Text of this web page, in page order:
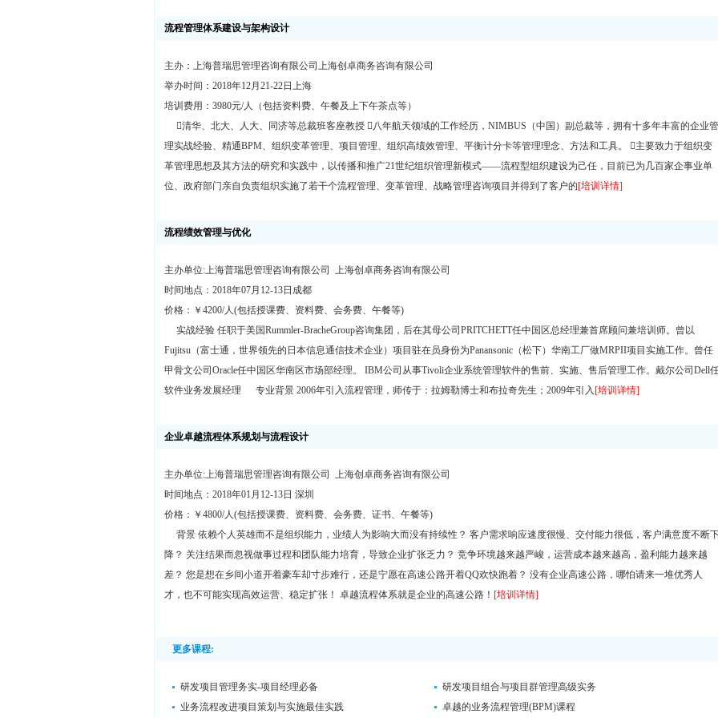
流程管理体系建设与架构设计
主办：上海普瑞思管理咨询有限公司上海创卓商务咨询有限公司
举办时间：2018年12月21-22日上海
培训费用：3980元/人（包括资料费、午餐及上下午茶点等）
清华、北大、人大、同济等总裁班客座教授 八年航天领域的工作经历，NIMBUS（中国）副总裁等，拥有十多年丰富的企业管
理实战经验、精通BPM、组织变革管理、项目管理、组织高绩效管理、平衡计分卡等管理理念、方法和工具。 主要致力于组织变
革管理思想及其方法的研究和实践中，以传播和推广21世纪组织管理新模式——流程型组织建设为己任，目前已为几百家企事业单
位、政府部门亲自负责组织实施了若干个流程管理、变革管理、战略管理咨询项目并得到了客户的[培训详情]
流程绩效管理与优化
主办单位:上海普瑞思管理咨询有限公司 上海创卓商务咨询有限公司
时间地点：2018年07月12-13日成都
价格：￥4200/人(包括授课费、资料费、会务费、午餐等)
实战经验 任职于美国Rummler-BracheGroup咨询集团，后在其母公司PRITCHETT任中国区总经理兼首席顾问兼培训师。曾以
Fujitsu（富士通，世界领先的日本信息通信技术企业）项目驻在员身份为Panansonic（松下）华南工厂做MRPII项目实施工作。曾任
甲骨文公司Oracle任中国区华南区市场部经理。 IBM公司从事Tivoli企业系统管理软件的售前、实施、售后管理工作。戴尔公司Dell
软件业务发展经理 专业背景 2006年引入流程管理，师传于：拉姆勒博士和布拉奇先生；2009年引入 [培训详情]
企业卓越流程体系规划与流程设计
主办单位:上海普瑞思管理咨询有限公司 上海创卓商务咨询有限公司
时间地点：2018年01月12-13日 深圳
价格：￥4800/人(包括授课费、资料费、会务费、证书、午餐等)
背景 依赖个人英雄而不是组织能力，业绩人为影响大而没有持续性？ 客户需求响应速度很慢、交付能力很低，客户满意度不断
降？ 关注结果而忽视做事过程和团队能力培育，导致企业扩张乏力？ 竞争环境越来越严峻，运营成本越来越高，盈利能力越来越
差？ 您是想在乡间小道开着豪车却寸步难行，还是宁愿在高速公路开着QQ欢快跑着？ 没有企业高速公路，哪怕请来一堆优秀人
才，也不可能实现高效运营、稳定扩张！ 卓越流程体系就是企业的高速公路！ [培训详情]
更多课程:
研发项目管理务实-项目经理必备
研发项目组合与项目群管理高级实务
业务流程改进项目策划与实施最佳实践
卓越的业务流程管理(BPM)课程